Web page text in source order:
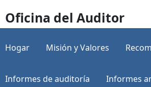
Oficina del Auditor
Hogar Misión y Valores
Informes de auditoría Informes